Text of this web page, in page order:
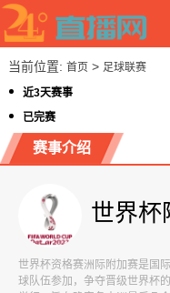
当前位置: 首页> 足球联赛
近3天赛事
已完赛
赛事介绍
世界杯
世界杯资格赛洲际附加赛是国
球队伍参加，争夺晋级世界杯